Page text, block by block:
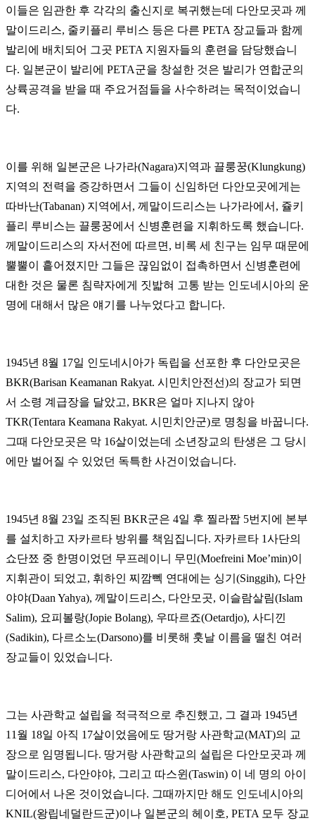
이들은 임관한 후 각각의 출신지로 복귀했는데 다안모곳과 께
말이드리스, 줄키플리 루비스 등은 다른 PETA 장교들과 함께
발리에 배치되어 그곳 PETA 지원자들의 훈련을 담당했습니
다. 일본군이 발리에 PETA군을 창설한 것은 발리가 연합군의
상륙공격을 받을 때 주요거점들을 사수하려는 목적이었습니
다.
이를 위해 일본군은 나가라(Nagara)지역과 끌룽꿍(Klungkung)
지역의 전력을 증강하면서 그들이 신임하던 다안모곳에게는
따바난(Tabanan) 지역에서, 께말이드리스는 나가라에서, 쥴키
플리 루비스는 끌룽꿍에서 신병훈련을 지휘하도록 했습니다.
께말이드리스의 자서전에 따르면, 비록 세 친구는 임무 때문에
뿔뿔이 흩어졌지만 그들은 끊임없이 접촉하면서 신병훈련에
대한 것은 물론 침략자에게 짓밟혀 고통 받는 인도네시아의 운
명에 대해서 많은 얘기를 나누었다고 합니다.
1945년 8월 17일 인도네시아가 독립을 선포한 후 다안모곳은
BKR(Barisan Keamanan Rakyat. 시민치안전선)의 장교가 되면
서 소령 계급장을 달았고, BKR은 얼마 지나지 않아
TKR(Tentara Keamana Rakyat. 시민치안군)로 명칭을 바꿉니다.
그때 다안모곳은 막 16살이었는데 소년장교의 탄생은 그 당시
에만 벌어질 수 있었던 독특한 사건이었습니다.
1945년 8월 23일 조직된 BKR군은 4일 후 찔라짭 5번지에 본부
를 설치하고 자카르타 방위를 책임집니다. 자카르타 1사단의
쇼단쬬 중 한명이었던 무프레이니 무민(Moefreini Moe’min)이
지휘관이 되었고, 휘하인 찌깜뻭 연대에는 싱기(Singgih), 다안
야야(Daan Yahya), 께말이드리스, 다안모곳, 이슬람살림(Islam
Salim), 요피볼랑(Jopie Bolang), 우따르죠(Oetardjo), 사디낀
(Sadikin), 다르소노(Darsono)를 비롯해 훗날 이름을 떨친 여러
장교들이 있었습니다.
그는 사관학교 설립을 적극적으로 추진했고, 그 결과 1945년
11월 18일 아직 17살이었음에도 땅거랑 사관학교(MAT)의 교
장으로 임명됩니다. 땅거랑 사관학교의 설립은 다안모곳과 께
말이드리스, 다안야야, 그리고 따스윈(Taswin) 이 네 명의 아이
디어에서 나온 것이었습니다. 그때까지만 해도 인도네시아의
KNIL(왕립네덜란드군)이나 일본군의 헤이호, PETA 모두 장교